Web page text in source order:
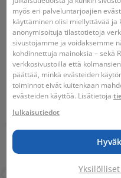
myös eri palveluntarjoajien
käyttäminen olisi miellyttävää
anonymisoituja tilastotietoja
sivustojamme ja voidaksemme
kohdinnettuja mainoksia – sekä
verkkosivustoilla että
päättää, minkä evästeiden
toiminnot eivät kuitenkaan
evästeiden käyttöä. Lisätietoja
Julkaisutiedot